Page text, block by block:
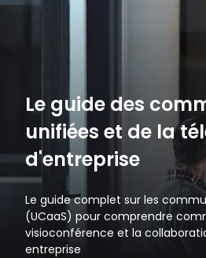
Le guide des
unifiées et de la
d'entreprise
Le guide complet sur les
(UCaaS) pour comprendre
visioconférence et la
entreprise